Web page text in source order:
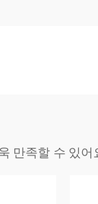
만족할 수 있어